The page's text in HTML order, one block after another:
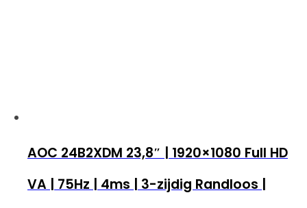
AOC 24B2XDM 23,8″ | 1920×1080 Full HD
VA | 75Hz | 4ms | 3-zijdig Randloos |